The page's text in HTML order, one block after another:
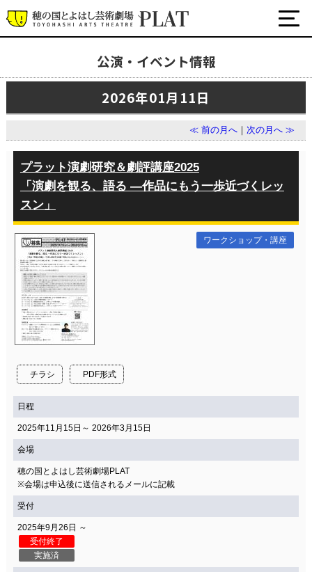
公式SNS
サービス
プラットニュース 出版物・映像
交通アクセス
サイトマップ トップに戻る
公演・イベント情報
2026年01月11日
≪ 前の月へ ｜次の月へ ≫
プラット演劇研究＆劇評講座2025
「演劇を観る、語る ―作品にもう一歩近づくレッ
スン」
チラシ PDF形式
ワークショップ・講座
日程
2025年11月15日～ 2026年3月15日
会場
穂の国とよはし芸術劇場PLAT
※会場は申込後に送信されるメールに記載
受付
2025年9月26日 ～
受付終了
実施済
最新の公演・イベント情報
演劇・ダンス・音楽など
イベント
プラットについて
チケット・座席表・鑑賞サポートなど
施設の利用について
サポート
関連団体・施設